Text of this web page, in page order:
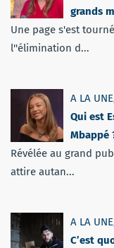
grands
Une page s'est
l''élimination d...
A LA UNE
Qui est
Mbappé
Révélée au grand
attire autan...
A LA UNE
C’est